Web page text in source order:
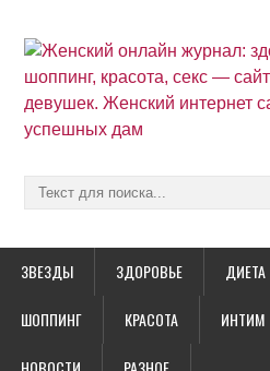
ЗВЕЗДЫ ЗДОРОВЬЕ ДИЕТА
ШОППИНГ КРАСОТА ИНТИМ